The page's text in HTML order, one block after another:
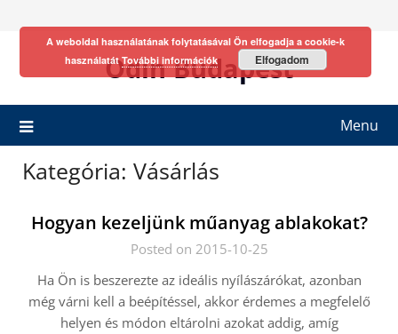
Odin Budapest
Menu
Kategória: Vásárlás
Hogyan kezeljünk műanyag ablakokat?
Posted on 2015-10-25
Ha Ön is beszerezte az ideális nyílászárókat, azonban
még várni kell a beépítéssel, akkor érdemes a megfelelő
helyen és módon eltárolni azokat addig, amíg
A weboldal használatának folytatásával Ön elfogadja a cookie-k
használatátTovábbi információk Elfogadom